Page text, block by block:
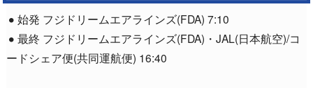
始発 フジドリームエアラインズ(FDA) 7:10
最終 フジドリームエアラインズ(FDA)・JAL(日本航空)/コ
ードシェア便(共同運航便) 16:40